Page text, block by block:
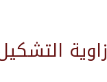
زاوية